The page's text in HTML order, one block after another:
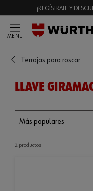
¡REGÍSTRATE Y
MENÚ
Terrajas para roscar
LLAVE
2 productos